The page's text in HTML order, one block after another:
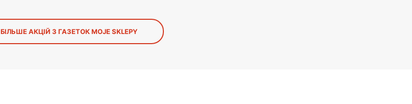
БІЛЬШЕ АКЦІЙ З ГАЗЕТОК MOJE SKLEPY